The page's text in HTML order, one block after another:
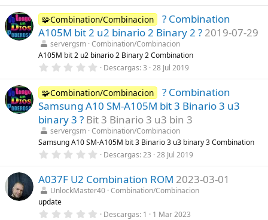
l
l
a
(
s
)
0
0
e
s
t
r
e
l
a
(
s
)
🧩Combination/Combinacion
? Combination
A105M bit 2 u2 binario 2 Binary 2 ? 2019-07-29
servergsm Combination/Combinacion
A105M bit 2 u2 binario 2 Binary 2 Combination
0
0
0
e
s
t
r
e
l
a
(
s
)
Descargas 3 28 Jul 2019
🧩Combination/Combinacion
? Combination
Samsung A10 SM-A105M bit 3 Binario 3 u3
binary 3 ? Bit 3 Binario 3 u3 bin 3
servergsm Combination/Combinacion
Samsung A10 SM-A105M bit 3 Binario 3 u3 binary 3 Combination
0
0
0
e
s
r
Descargas 23 28 Jul 2019
A037F U2 Combination ROM 2023-03-01
UnlockMaster40 Combination/Combinacion
update
0 Descargas 1 1 Mar 2023